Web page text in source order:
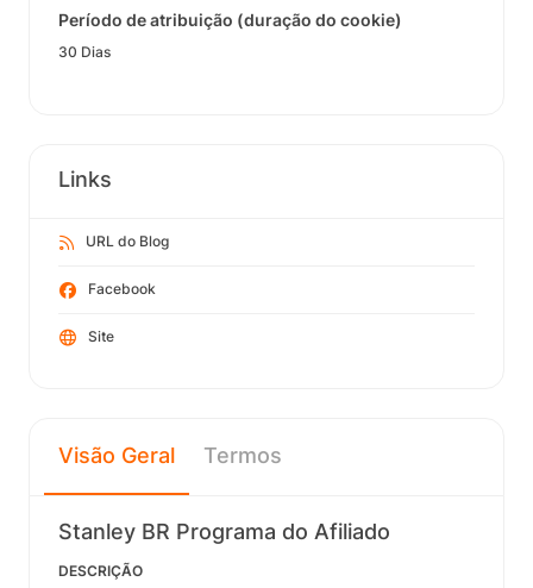
Período de atribuição (duração do cookie)
30 Dias
Links
URL do Blog
Facebook
Site
Visão Geral Termos
Stanley BR Programa do Afiliado
DESCRIÇÃO